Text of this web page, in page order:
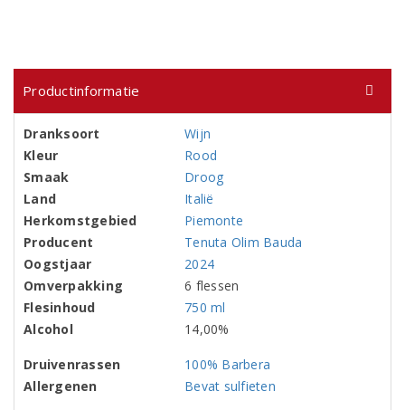
Productinformatie
Dranksoort
Wijn
Kleur
Rood
Smaak
Droog
Land
Italië
Herkomstgebied
Piemonte
Producent
Tenuta Olim Bauda
Oogstjaar
2024
Omverpakking
6 flessen
Flesinhoud
750 ml
Alcohol
14,00%
Druivenrassen
100% Barbera
Allergenen
Bevat sulfieten